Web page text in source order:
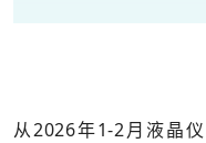
从2026年1-2月液晶